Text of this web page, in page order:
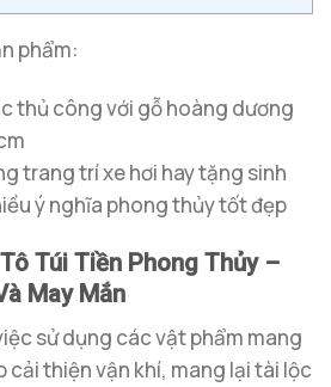
phẩm:
thủ công với gỗ hoàng dương
trang trí xe hơi hay tặng sinh
ý nghĩa phong thủy tốt đẹp
Túi Tiền Phong Thủy –
May Mắn
sử dụng các vật phẩm mang
thiện vận khí, mang lại tài lộc